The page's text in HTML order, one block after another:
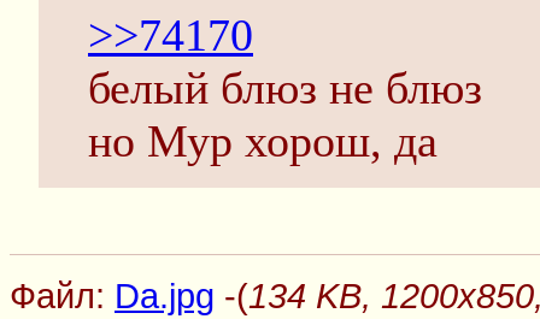
>>74170
белый блюз не блюз
но Мур хорош, да
Файл: Da.jpg -(134 KB,